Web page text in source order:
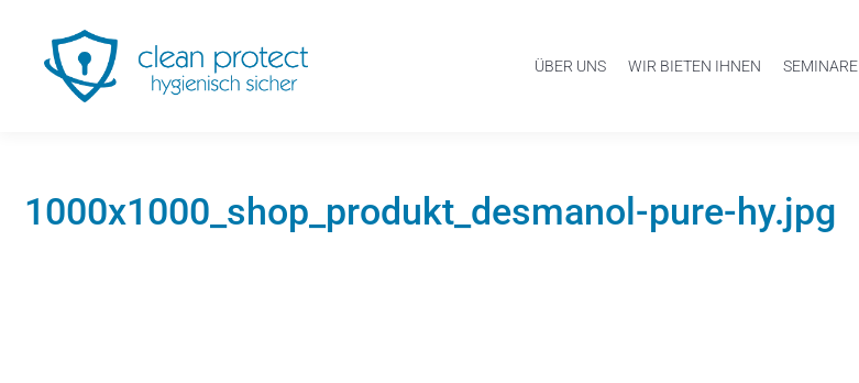
ÜBER UNS WIR BIETEN IHNEN SEMINARE
1000x1000_shop_produkt_desmanol-pure-hy.jpg